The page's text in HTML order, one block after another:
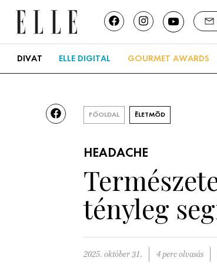
DIVAT ELLE DIGITAL GOURMET AWARDS
FŐOLDAL ÉLETMÓD
HEADACHE
tényleg
2025. október 31. 4 perc olvasás